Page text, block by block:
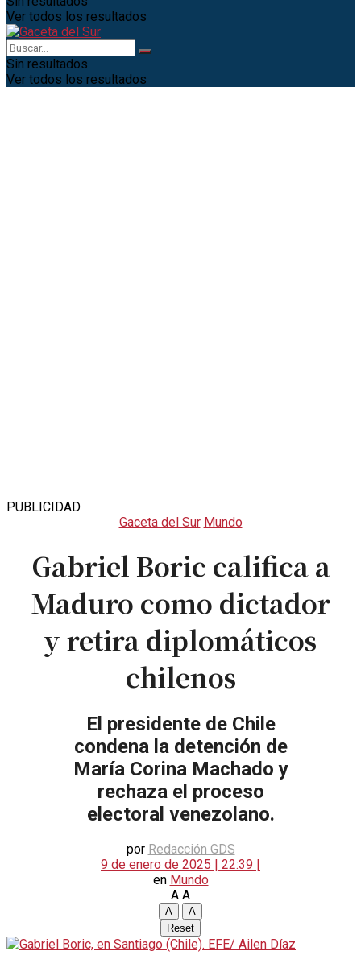
Ver todos los resultados
Sin resultados
Ver todos los resultados
PUBLICIDAD
Gaceta del Sur Mundo
Gabriel Boric califica a
Maduro como dictador
y retira diplomáticos
chilenos
El presidente de Chile
condena la detención de
María Corina Machado y
rechaza el proceso
electoral venezolano.
por Redacción GDS
9 de enero de 2025 | 22:39 |
en Mundo
A A
A
A
Reset